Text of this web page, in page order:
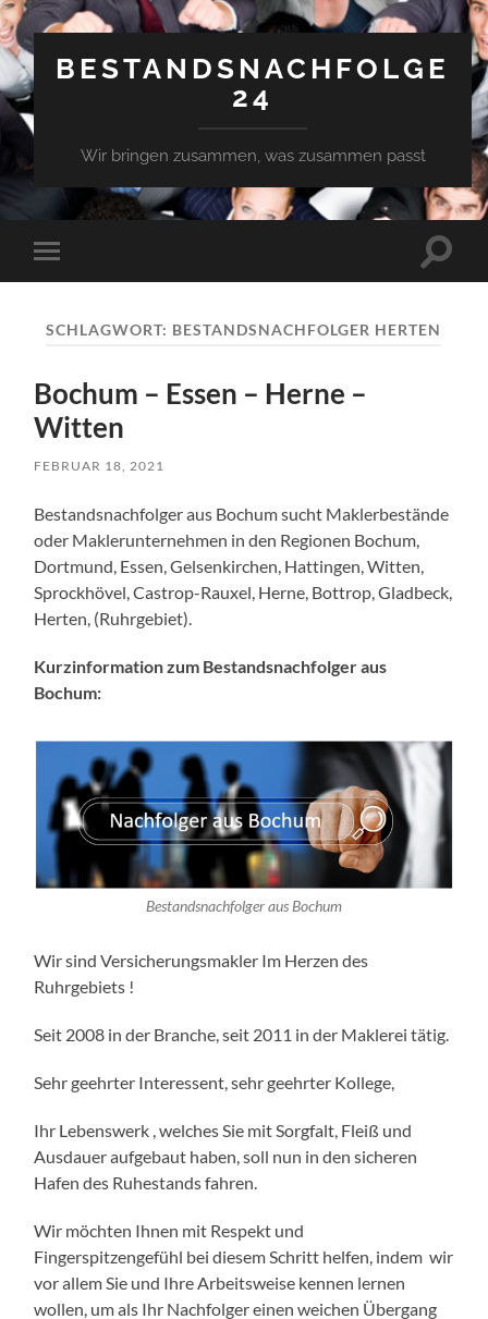
BESTANDSNACHFOLGE
24
Wir bringen zusammen, was zusammen passt
Mobile-
Menü
SCHLAGWORT: BESTANDSNACHFOLGER HERTEN
Bochum – Essen – Herne –
Witten
FEBRUAR 18, 2021
Bestandsnachfolger aus Bochum sucht Maklerbestände
oder Maklerunternehmen in den Regionen Bochum,
Dortmund, Essen, Gelsenkirchen, Hattingen, Witten,
Sprockhövel, Castrop-Rauxel, Herne, Bottrop, Gladbeck,
Herten, (Ruhrgebiet).
Kurzinformation zum Bestandsnachfolger aus
Bochum:
Bestandsnachfolger aus Bochum
Wir sind Versicherungsmakler Im Herzen des
Ruhrgebiets !
Seit 2008 in der Branche, seit 2011 in der Maklerei tätig.
Sehr geehrter Interessent, sehr geehrter Kollege,
Ihr Lebenswerk , welches Sie mit Sorgfalt, Fleiß und
Ausdauer aufgebaut haben, soll nun in den sicheren
Hafen des Ruhestands fahren.
Wir möchten Ihnen mit Respekt und
Fingerspitzengefühl bei diesem Schritt helfen, indem wir
vor allem Sie und Ihre Arbeitsweise kennen lernen
wollen, um als Ihr Nachfolger einen weichen Übergang